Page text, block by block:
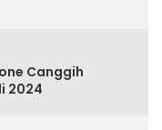
Canggih
2024